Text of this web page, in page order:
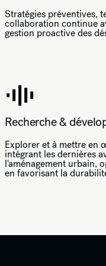
Stratégies préventives,
collaboration continue
gestion proactive des
Recherche &
Explorer et à mettre en
intégrant les dernières
l'aménagement urbain,
en favorisant la